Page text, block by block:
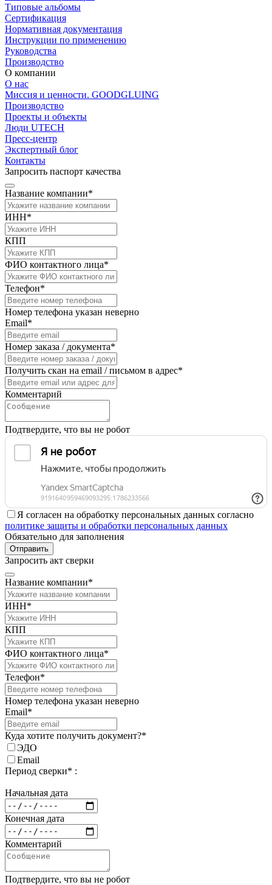
Типовые альбомы
Сертификация
Нормативная документация
Инструкции по применению
Руководства
Производство
О компании
О нас
Миссия и ценности. GOODGLUING
Производство
Проекты и объекты
Люди UTECH
Пресс-центр
Экспертный блог
Контакты
Запросить паспорт качества
Название компании*
ИНН*
КПП
ФИО контактного лица*
Телефон*
Номер телефона указан неверно
Email*
Номер заказа / документа*
Получить скан на email / письмом в адрес*
Комментарий
Подтвердите, что вы не робот
Я согласен на обработку персональных данных согласно
политике защиты и обработки персональных данных
Обязательно для заполнения
Отправить
Запросить акт сверки
Название компании*
ИНН*
КПП
ФИО контактного лица*
Телефон*
Номер телефона указан неверно
Email*
Куда хотите получить документ?*
ЭДО
Email
Период сверки* :
Начальная дата
Конечная дата
Комментарий
Подтвердите, что вы не робот